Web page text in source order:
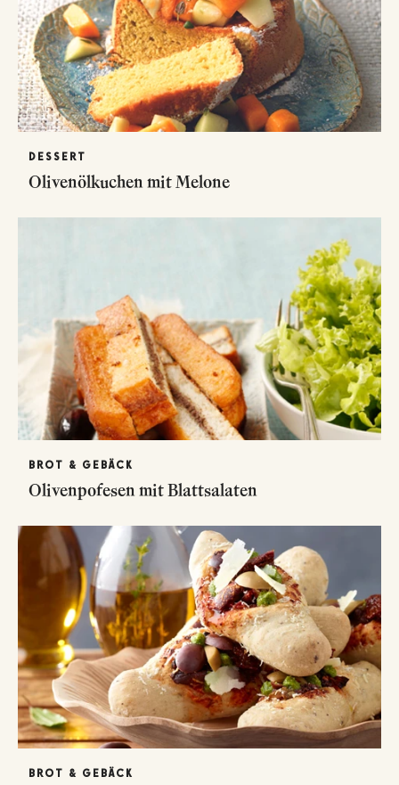
DESSERT
Olivenölkuchen mit Melone
BROT & GEBÄCK
Olivenpofesen mit Blattsalaten
BROT & GEBÄCK